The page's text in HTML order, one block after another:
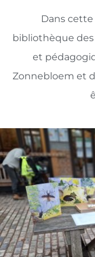
Dans
bibliothèque
et
Zonnebloem et